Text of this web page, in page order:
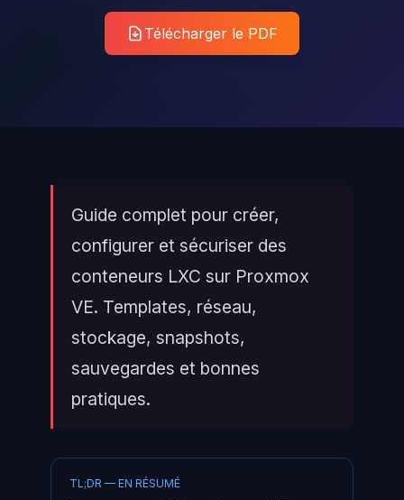
Télécharger le PDF
Guide complet pour créer,
configurer et sécuriser des
conteneurs LXC sur Proxmox
VE. Templates, réseau,
stockage, snapshots,
sauvegardes et bonnes
pratiques.
TL;DR — EN RÉSUMÉ